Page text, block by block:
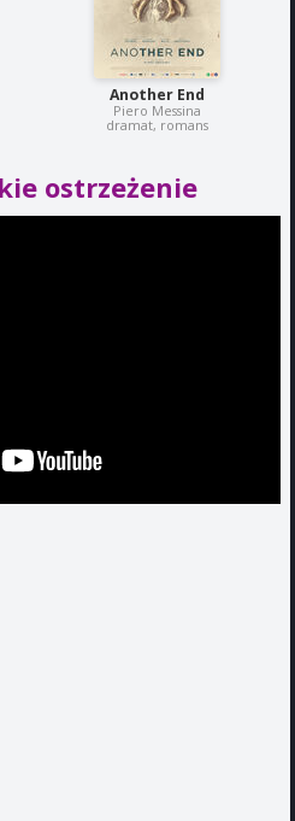
Another End
Piero Messina
dramat, romans
ostrzeżenie